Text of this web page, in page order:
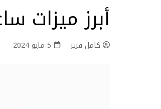
أبرز ميزات
كامل فزيز 5 مايو 2024